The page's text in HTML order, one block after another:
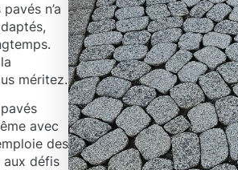
n’a
méritez.
avec
des
aux défis